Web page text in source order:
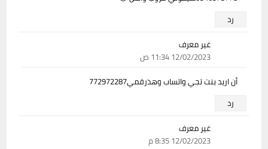
رد
غير معرف
12/02/2023 11:34 ص
أن اريد بنت تجي واتساب وهذرقمي772972287
رد
غير معرف
12/02/2023 8:35 م